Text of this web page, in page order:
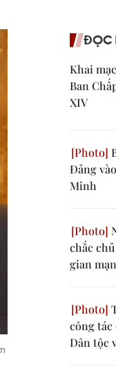
ĐỌC
Khai
Ban
XIV
Đảng
Minh
chắc
gian
công tác
Dân tộc